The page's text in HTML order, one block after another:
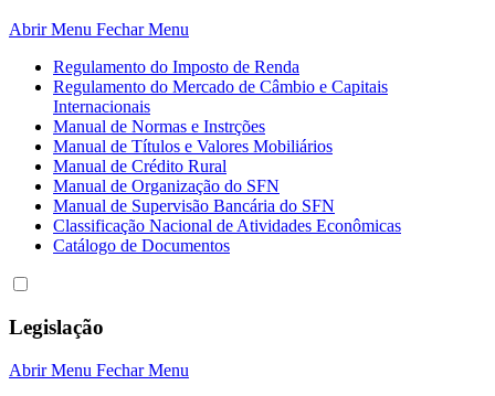
Abrir Menu Fechar Menu
Regulamento do Imposto de Renda
Regulamento do Mercado de Câmbio e Capitais
Internacionais
Manual de Normas e Instrções
Manual de Títulos e Valores Mobiliários
Manual de Crédito Rural
Manual de Organização do SFN
Manual de Supervisão Bancária do SFN
Classificação Nacional de Atividades Econômicas
Catálogo de Documentos
Legislação
Abrir Menu Fechar Menu